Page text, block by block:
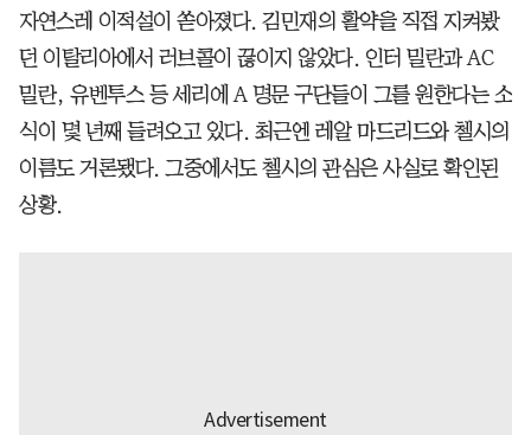
자연스레 이적설이 쏟아졌다. 김민재의 활약을 직접 지켜봤
던 이탈리아에서 러브콜이 끊이지 않았다. 인터 밀란과 AC
밀란, 유벤투스 등 세리에 A 명문 구단들이 그를 원한다는 소
식이 몇 년째 들려오고 있다. 최근엔 레알 마드리드와 첼시의
이름도 거론됐다. 그중에서도 첼시의 관심은 사실로 확인된
상황.